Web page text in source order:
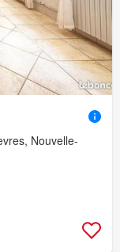
Nouvelle-